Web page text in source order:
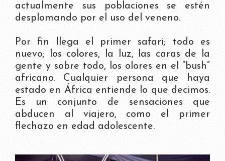
actualmente sus poblaciones se estén
desplomando por el uso del veneno.
Por fin llega el primer safari; todo es
nuevo; los colores, la luz, las caras de la
gente y sobre todo, los olores en el “bush”
africano. Cualquier persona que haya
estado en África entiende lo que decimos.
Es un conjunto de sensaciones que
abducen al viajero, como el primer
flechazo en edad adolescente.